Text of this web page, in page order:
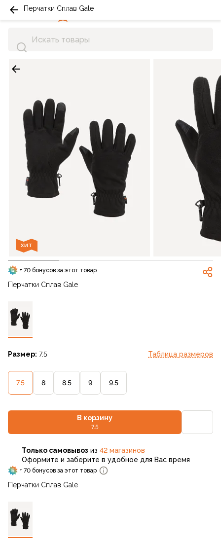
ХИТ
+ 70 бонусов за этот товар
Перчатки Сплав Gale
Размер: 7.5 Таблица размеров
7.5 8 8.5 9 9.5
В корзину
7.5
Только самовывоз из 42 магазинов
Оформите и заберите в удобное для Вас время
+ 70 бонусов за этот товар
Перчатки Сплав Gale
Перчатки Сплав Gale